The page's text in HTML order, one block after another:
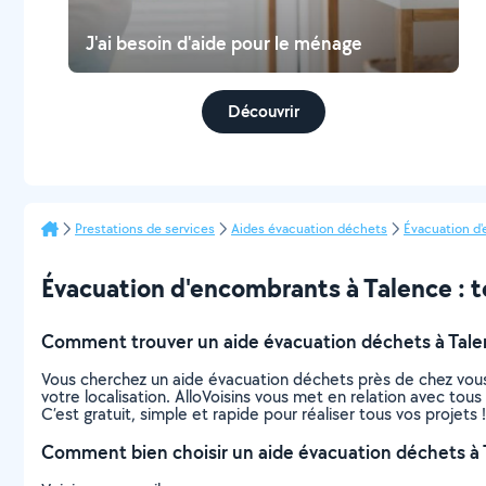
J'ai besoin d'aide pour le ménage
Découvrir
Prestations de services Aides évacuation déchets Évacuation
Évacuation d'encombrants à Talence :
Comment trouver un aide évacuation déchets à
Vous cherchez un aide évacuation déchets près de chez
votre localisation. AlloVoisins vous met en relation avec
C’est gratuit, simple et rapide pour réaliser tous vos projets !
Comment bien choisir un aide évacuation déchets à